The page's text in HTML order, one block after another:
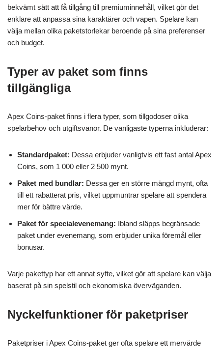
bekvämt sätt att få tillgång till premiuminnehåll, vilket gör det
enklare att anpassa sina karaktärer och vapen. Spelare kan
välja mellan olika paketstorlekar beroende på sina preferenser
och budget.
Typer av paket som finns
tillgängliga
Apex Coins-paket finns i flera typer, som tillgodoser olika
spelarbehov och utgiftsvanor. De vanligaste typerna inkluderar:
Standardpaket: Dessa erbjuder vanligtvis ett fast antal Apex
Coins, som 1 000 eller 2 500 mynt.
Paket med bundlar: Dessa ger en större mängd mynt, ofta
till ett rabatterat pris, vilket uppmuntrar spelare att spendera
mer för bättre värde.
Paket för specialevenemang: Ibland släpps begränsade
paket under evenemang, som erbjuder unika föremål eller
bonusar.
Varje pakettyp har ett annat syfte, vilket gör att spelare kan välja
baserat på sin spelstil och ekonomiska överväganden.
Nyckelfunktioner för paketpriser
Paketpriser i Apex Coins-paket ger ofta spelare ett mervärde